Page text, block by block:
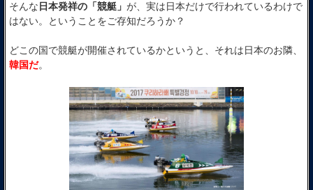
そんな 日本発祥の「競艇」 が、実は日本だけで行われているわけで
はない。ということをご存知だろうか？
どこの国で競艇が開催されているかというと、それは日本のお隣、
韓国だ。